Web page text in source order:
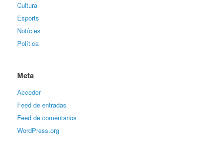
Cultura
Esports
Notícies
Política
Meta
Acceder
Feed de entradas
Feed de comentarios
WordPress.org